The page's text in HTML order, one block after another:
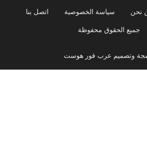
نحن سياسة الخصوصية اتصل بنا
جميع الحقوق محفوظة
وتصميم عرب فور هوست